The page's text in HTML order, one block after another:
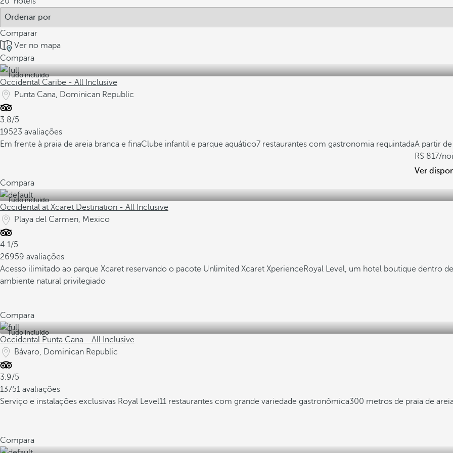
Comparar
Ver no mapa
Compara
Tudo incluído
Occidental Caribe - All Inclusive
Punta Cana, Dominican Republic
3.8/5
19523 avaliações
Em frente à praia de areia branca e finaClube infantil e parque aquático7 restaurantes com gastronomia requintadaA partir de
817/
Ver
Compara
Tudo incluído
Occidental at Xcaret Destination - All Inclusive
Playa del Carmen, Mexico
4.1/5
26959 avaliações
Acesso ilimitado ao parque Xcaret reservando o pacote Unlimited Xcaret XperienceRoyal Level, um hotel boutique dentro
ambiente natural privilegiado
Compara
Tudo incluído
Occidental Punta Cana - All Inclusive
Bávaro, Dominican Republic
3.9/5
13751 avaliações
Serviço e instalações exclusivas Royal Level11 restaurantes com grande variedade gastronômica300 metros de praia de
Compara